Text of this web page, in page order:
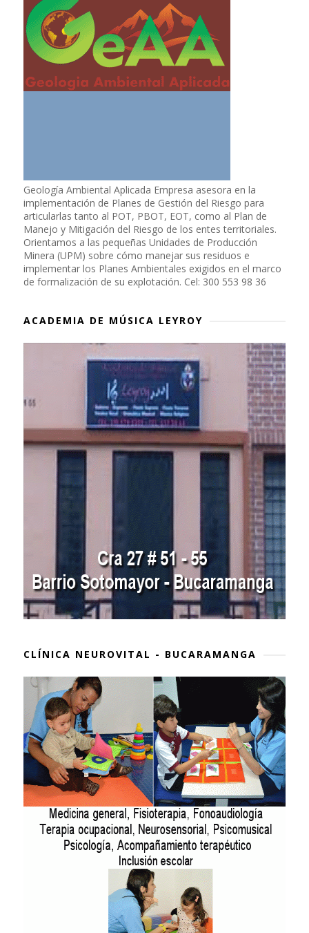
Geología Ambiental Aplicada Empresa asesora en la
implementación de Planes de Gestión del Riesgo para
articularlas tanto al POT, PBOT, EOT, como al Plan de
Manejo y Mitigación del Riesgo de los entes territoriales.
Orientamos a las pequeñas Unidades de Producción
Minera (UPM) sobre cómo manejar sus residuos e
implementar los Planes Ambientales exigidos en el marco
de formalización de su explotación. Cel: 300 553 98 36
ACADEMIA DE MÚSICA LEYROY
CLÍNICA NEUROVITAL - BUCARAMANGA